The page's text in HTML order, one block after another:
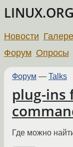
Новости
Форум Опросы
Форум — Talks
plug-ins
Где можно